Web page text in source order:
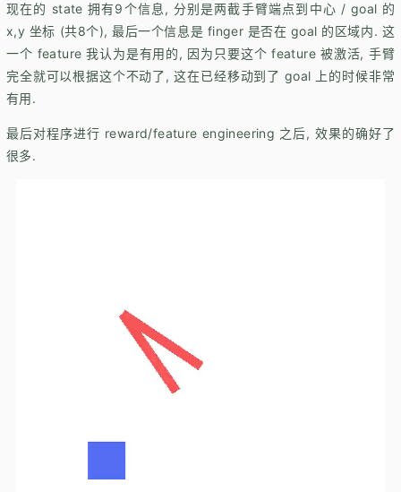
现在的 state 拥有9个信息, 分别是两截手臂端点到中心 / goal 的
x,y 坐标 (共8个), 最后一个信息是 finger 是否在 goal 的区域内. 这
一个 feature 我认为是有用的, 因为只要这个 feature 被激活, 手臂
完全就可以根据这个不动了, 这在已经移动到了 goal 上的时候非常
有用.
最后对程序进行 reward/feature engineering 之后, 效果的确好了
很多.